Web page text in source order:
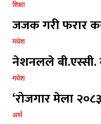
शिक्षा
जजक गरी फरार
मधेश
नेशनलले बी.एस्सी.
मधेश
‘रोजगार मेला
अर्थ